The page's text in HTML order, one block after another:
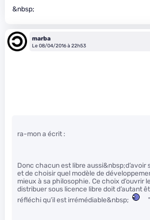
&nbsp;
marba
Le 08/04/2016 à 22h53
ra-mon a écrit :
Donc chacun est libre aussi&nbsp;d’avoir
et de choisir quel modèle de
mieux à sa philosophie. Ce choix d’ouvrir
distribuer sous licence libre doit d’autant
réfléchi qu’il est irrémédiable&nbsp;